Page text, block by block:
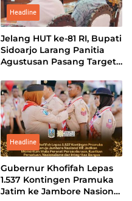
Headline
Jelang HUT ke-81 RI, Bupati
Sidoarjo Larang Panitia
Agustusan Pasang Target
Headline
Gubernur Khofifah Lepas
1.537 Kontingen Pramuka
Jatim ke Jambore Nasional